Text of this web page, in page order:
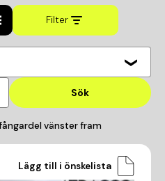
Filter
Sök
vänster fram
Lägg till i önskelista